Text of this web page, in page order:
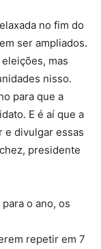
no fim do
ser ampliados.
mas
nisso.
para que a
E é aí que a
e divulgar essas
presidente
o ano, os
repetir em 7